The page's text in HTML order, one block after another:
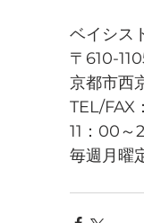
ベイシス
〒610-
京都市西
TEL/FAX
11：00～
毎週月曜